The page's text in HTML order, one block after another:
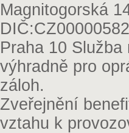
Magnitogorská
Praha 10
výhradně pro
záloh.
Zveřejnění
vztahu k